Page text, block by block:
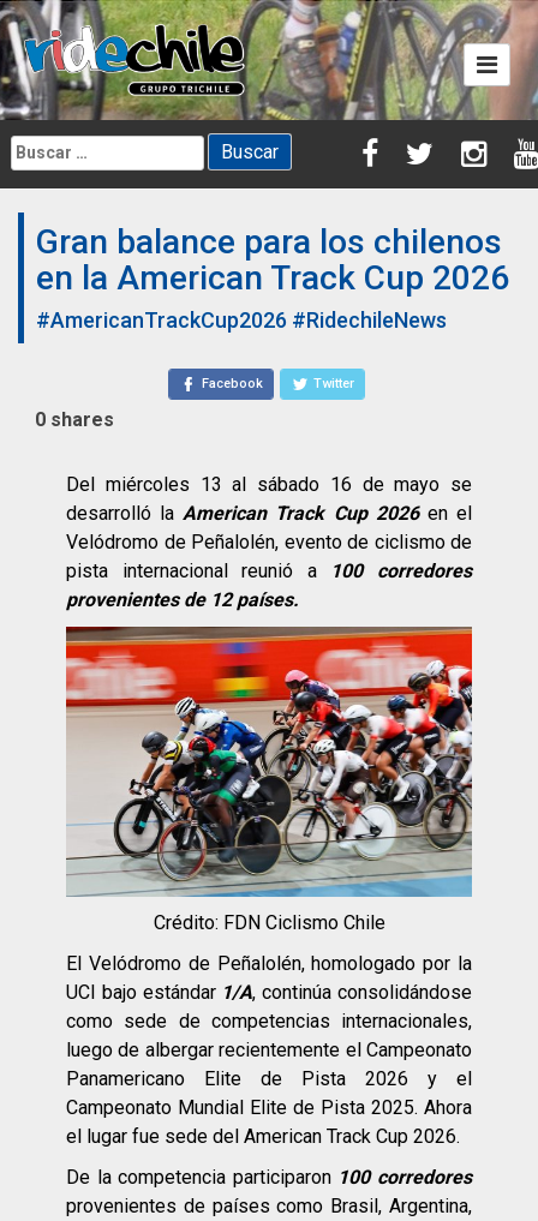
Skip
to
content
Buscar:
Gran balance para los chilenos
en la American Track Cup 2026
#AmericanTrackCup2026 #RidechileNews
Facebook Twitter
0 shares
Del miércoles 13 al sábado 16 de mayo se
desarrolló la American Track Cup 2026en el
Velódromo de Peñalolén, evento de ciclismo de
pista internacional reunió a
100 corredores
provenientes de 12 países.
Crédito: FDN Ciclismo Chile
El Velódromo de Peñalolén, homologado por la
UCI bajo estándar 1/A, continúa consolidándose
como sede de competencias internacionales,
luego de albergar recientemente el Campeonato
Panamericano Elite de Pista 2026 y el
Campeonato Mundial Elite de Pista 2025. Ahora
el lugar fue sede del American Track Cup 2026.
De la competencia participaron 100 corredores
provenientes de países como Brasil, Argentina,